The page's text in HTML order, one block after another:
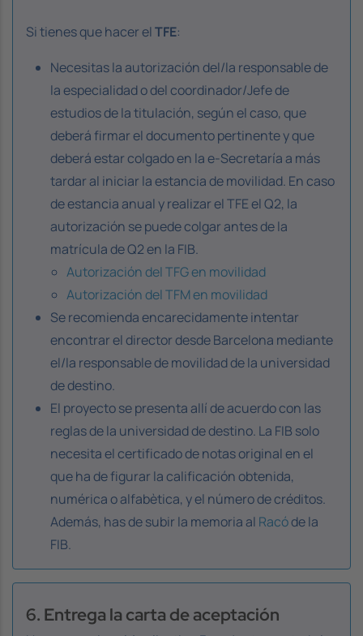
Si tienes que hacer elTFE:
Necesitas la autorización del/la responsable de
la especialidad o del coordinador/Jefe de
estudios de la titulación, según el caso, que
deberá firmar el documento pertinente y que
deberá estar colgado en la e-Secretaría a más
tardar al iniciar la estancia de movilidad. En caso
de estancia anual y realizar el TFE el Q2, la
autorización se puede colgar antes de la
matrícula de Q2 en la FIB.
Autorización del TFG en movilidad
Autorización del TFM en movilidad
Se recomienda encarecidamente intentar
encontrar el director desde Barcelona mediante
el/la responsable de movilidad de la universidad
de destino.
El proyecto se presenta allí de acuerdo con las
reglas de la universidad de destino. La FIB solo
necesita el certificado de notas original en el
que ha de figurar la calificación obtenida,
numérica o alfabètica, y el número de créditos.
Además, has de subir la memoria al Racóde la
FIB.
6. Entrega la carta de aceptación